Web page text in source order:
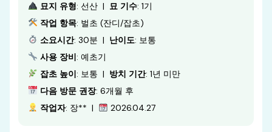
묘지 유형: 선산 | 묘 기수: 1기
작업 항목: 벌초 (잔디/잡초)
소요시간: 30분 | 난이도: 보통
사용 장비: 예초기
잡초 높이: 보통 | 방치 기간: 1년 미만
다음 방문 권장: 6개월 후
작업자: 장** | 2026.04.27